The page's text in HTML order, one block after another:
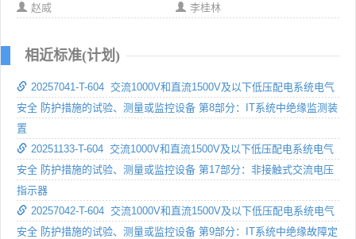
赵威
李桂林
相近标准(计划)
20257041-T-604 交流1000V和直流1500V及以下低压配电系统电气
安全 防护措施的试验、测量或监控设备 第8部分：IT系统中绝缘监测装
置
20251133-T-604 交流1000V和直流1500V及以下低压配电系统电气
安全 防护措施的试验、测量或监控设备 第17部分：非接触式交流电压
指示器
20257042-T-604 交流1000V和直流1500V及以下低压配电系统电气
安全 防护措施的试验、测量或监控设备 第9部分：IT系统中绝缘故障定